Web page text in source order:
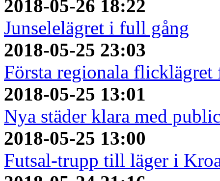
2018-05-26 18:22
Junselelägret i full gång
2018-05-25 23:03
Första regionala
2018-05-25 13:01
Nya städer klara med
2018-05-25 13:00
Futsal-trupp till läger i